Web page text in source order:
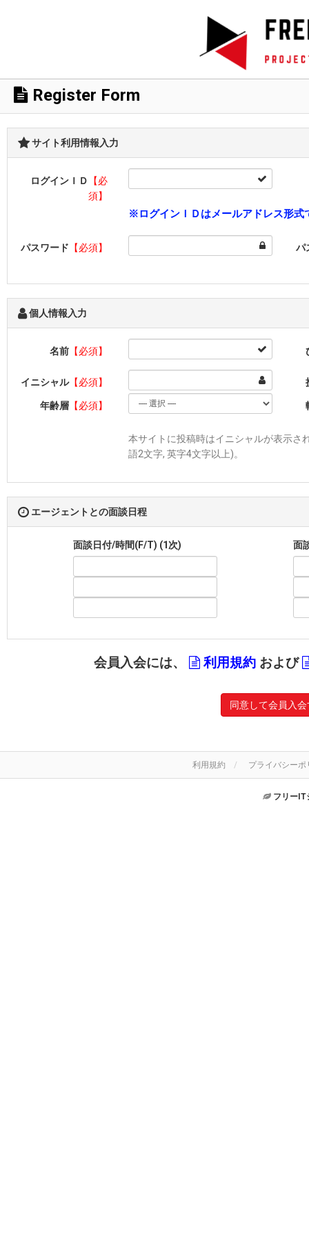
Register Form
サイト利用情報入力
ログインＩＤ
【必
須】
※ログインＩＤはメールアドレス形式
パスワード 【必須】 パ
個人情報入力
名前【必須】
イニシャル【必須】
年齢層【必須】
本サイトに投稿時はイニシャルが表示さ
語2文字, 英字4文字以上)。
エージェントとの面談日程
面談日付/時間(F/T) (1次) 面
会員入会には、 利用規約 および
同意して会員入会
利用規約 プライバシーポ
フリーIT